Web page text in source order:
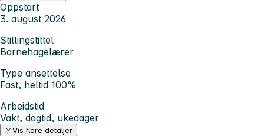
Oppstart
3. august 2026
Stillingstittel
Barnehagelærer
Type ansettelse
Fast, heltid 100%
Arbeidstid
Vakt, dagtid, ukedager
Vis flere detaljer